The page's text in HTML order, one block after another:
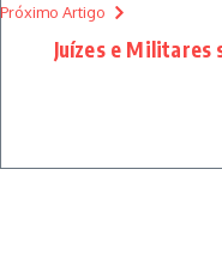
Próximo Artigo
Juízes e Militares